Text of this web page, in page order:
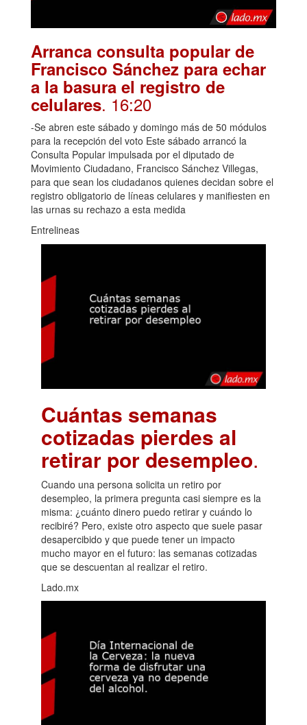
Arranca consulta popular de
Francisco Sánchez para echar
a la basura el registro de
celulares. 16:20
-Se abren este sábado y domingo más de 50 módulos
para la recepción del voto Este sábado arrancó la
Consulta Popular impulsada por el diputado de
Movimiento Ciudadano, Francisco Sánchez Villegas,
para que sean los ciudadanos quienes decidan sobre el
registro obligatorio de líneas celulares y manifiesten en
las urnas su rechazo a esta medida
Entrelineas
Cuántas semanas
cotizadas pierdes al
retirar por desempleo.
Cuando una persona solicita un retiro por
desempleo, la primera pregunta casi siempre es la
misma: ¿cuánto dinero puedo retirar y cuándo lo
recibiré? Pero, existe otro aspecto que suele pasar
desapercibido y que puede tener un impacto
mucho mayor en el futuro: las semanas cotizadas
que se descuentan al realizar el retiro.
Lado.mx